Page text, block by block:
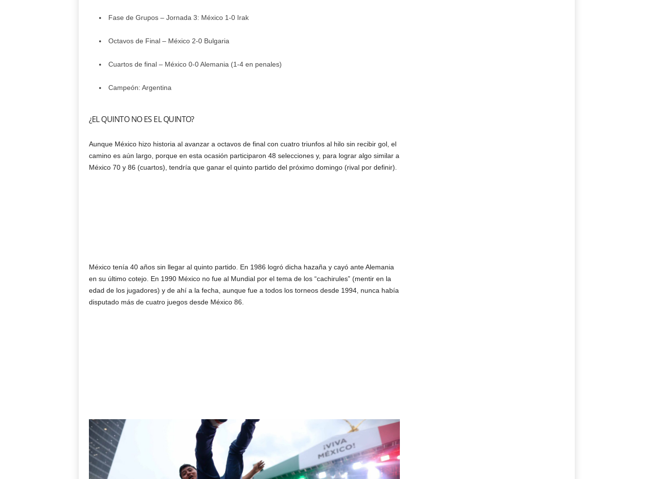
Fase de Grupos – Jornada 3: México 1-0 Irak
Octavos de Final – México 2-0 Bulgaria
Cuartos de final – México 0-0 Alemania (1-4 en penales)
Campeón: Argentina
¿EL QUINTO NO ES EL QUINTO?
Aunque México hizo historia al avanzar a octavos de final con cuatro triunfos al hilo sin recibir gol, el
camino es aún largo, porque en esta ocasión participaron 48 selecciones y, para lograr algo similar a
México 70 y 86 (cuartos), tendría que ganar el quinto partido del próximo domingo (rival por definir).
México tenía 40 años sin llegar al quinto partido. En 1986 logró dicha hazaña y cayó ante Alemania
en su último cotejo. En 1990 México no fue al Mundial por el tema de los “cachirules” (mentir en la
edad de los jugadores) y de ahí a la fecha, aunque fue a todos los torneos desde 1994, nunca había
disputado más de cuatro juegos desde México 86.